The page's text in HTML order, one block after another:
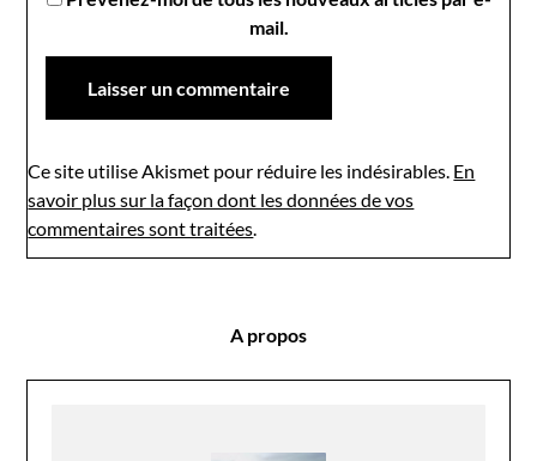
mail.
Ce site utilise Akismet pour réduire les indésirables. En
savoir plus sur la façon dont les données de vos
commentaires sont traitées.
A propos